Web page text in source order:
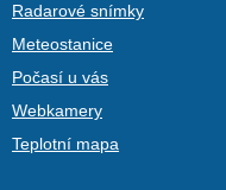
Radarové snímky
Meteostanice
Počasí u vás
Webkamery
Teplotní mapa